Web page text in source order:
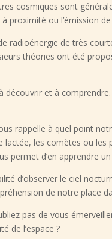
cosmiques sont
proximité ou l’émission
radioénergie de très
théories ont été
et à
rappelle à quel point
les comètes ou
d’en apprendre un
d’observer le ciel
de notre place
pas de vous
de l’espace ?